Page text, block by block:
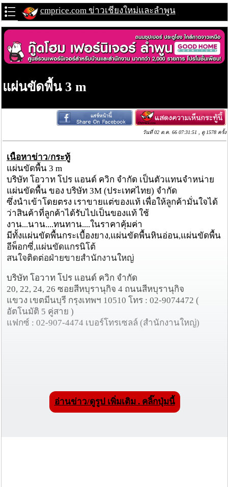
cmprice.com ข่าวเชียงใหม่และลำพูน
แผ่นขัดพื้น 3 m
วันที่ 02 ต.ค. 66 07:31:51 , ดู 1578 ครั้ง
เนื้อหาข่าว/กระทู้
แผ่นขัดพื้น 3 m
บริษัท โอวาท โปร แอนด์ ควิก จำกัด เป็นตัวแทนจำหน่าย
แผ่นขัดพื้น ของ บริษัท 3M (ประเทศไทย) จำกัด
ซึ่งนำเข้าโดยตรง เราขายแต่ของแท้ เพื่อให้ลูกค้ามั่นใจได้
ว่าสินค้าที่ลูกค้าได้รับไปเป็นของแท้ ใช้
งาน...นาน....ทนทาน....ในราคาคุ้มค่า
มีทั้งแผ่นขัดพื้นกระเบื้องยาง,แผ่นขัดพื้นหินอ่อน,แผ่นขัดพื้น
อีพ็อกซี่,แผ่นขัดแกรนิโต้
สนใจติดต่อฝ่ายขายสำนักงานใหญ่
บริษัท โอวาท โปร แอนด์ ควิก จำกัด
20, 22, 24, 26 ซอยสีหบุรานุกิจ 4 ถนนสีหบุรานุกิจ
แขวง เขตมีนบุรี กรุงเทพฯ 10510 โทร : 02-9074472 (
อัตโนมัติ 5 คู่สาย )
แฟกซ์ : 02-907-4474 เบอร์โทรเซลล์ (สำนักงานใหญ่)
อ่านข่าว/ดูรูป เพิ่มเติม . คลิ๊กปุ่มนี้